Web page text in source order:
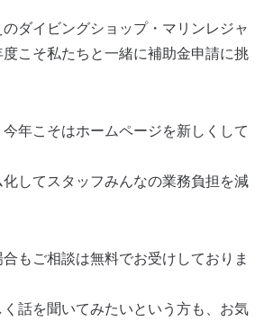
ダイビングショップ・マリンレジャ
こそ私たちと一緒に補助金申請に挑
年こそはホームページを新しくして
してスタッフみんなの業務負担を減
もご相談は無料でお受けしておりま
話を聞いてみたいという方も、お気